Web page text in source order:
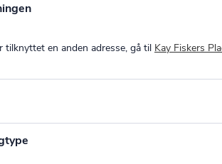
tilknyttet en anden adresse, gå til Kay Fiskers